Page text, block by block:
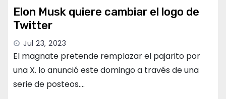
Elon Musk quiere cambiar el logo de
Twitter
Jul 23, 2023
El magnate pretende remplazar el pajarito por
una X. lo anunció este domingo a través de una
serie de posteos.…